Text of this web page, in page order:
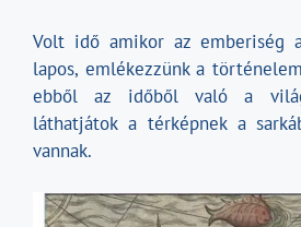
Volt idő amikor az emberiség
lapos, emlékezzünk a
ebből az időből való a
láthatjátok a térképnek a
vannak.